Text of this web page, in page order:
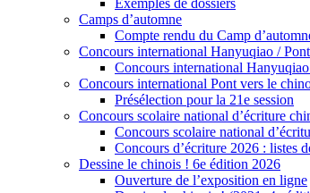
Exemples de dossiers
Camps d’automne
Compte rendu du Camp
Concours international Hanyuqiao /
Concours international
Concours international Pont vers le
Présélection pour la 21e session
Concours scolaire national d’écriture
Concours scolaire national
Concours d’écriture 2026 : listes
Dessine le chinois ! 6e édition 2026
Ouverture de l’exposition en ligne